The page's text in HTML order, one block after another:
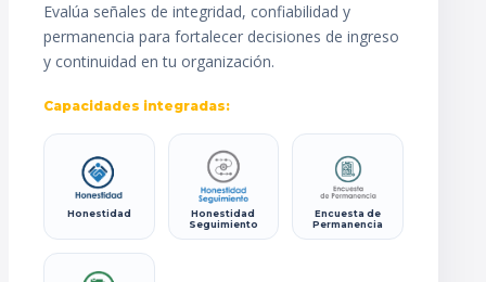
Evalúa señales de integridad, confiabilidad y
permanencia para fortalecer decisiones de ingreso
y continuidad en tu organización.
Capacidades integradas:
Honestidad
Honestidad
Seguimiento
Encuesta de
Permanencia